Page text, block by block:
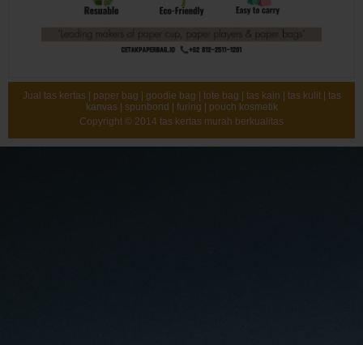
Jual tas kertas | paper bag | goodie bag | tote bag | tas kain | tas kulit | tas
kanvas | spunbond | furing | pouch kosmetik
Copyright © 2014 tas kertas murah berkualitas